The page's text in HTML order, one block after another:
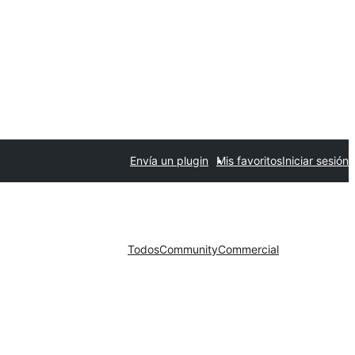
Envía un plugin Mis favoritosIniciar sesión
TodosCommunityCommercial